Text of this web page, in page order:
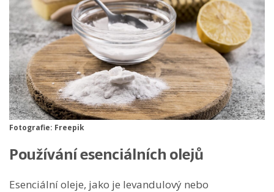
Fotografie: Freepik
Používání esenciálních olejů
Esenciální oleje, jako je levandulový nebo